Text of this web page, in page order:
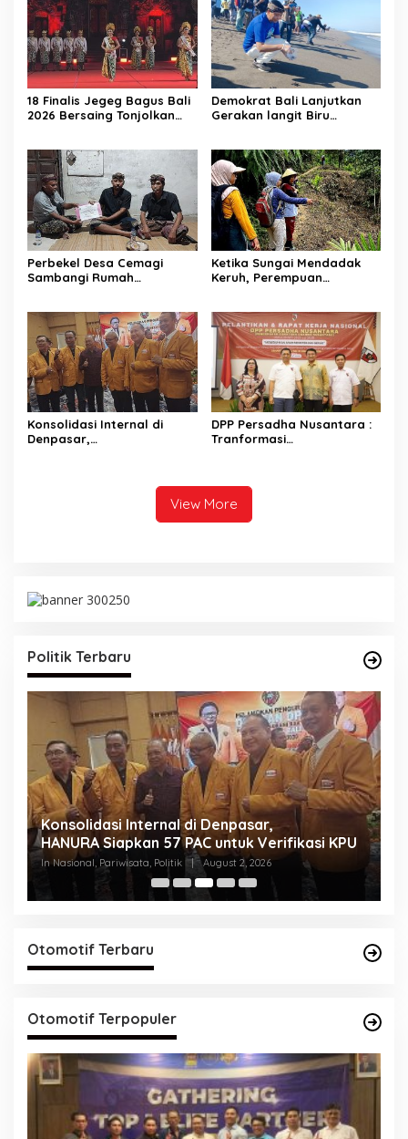
18 Finalis Jegeg Bagus Bali
2026 Bersaing Tonjolkan
Demokrat Bali Lanjutkan
Gerakan langit Biru
Pantai
Perbekel Desa Cemagi
Sambangi Rumah
n Simbolis
Ketika Sungai Mendadak
Keruh, Perempuan
Adat Mereka Terancam
Konsolidasi Internal di
Denpasar,
DPP Persadha Nusantara :
Tranformasi
View More
Politik Terbaru
Konsolidasi Internal di Denpasar,
HANURA Siapkan 57 PAC untuk Verifikasi KPU
In Nasional, Pariwisata, Politik | August 2, 2026
Otomotif Terbaru
Otomotif Terpopuler